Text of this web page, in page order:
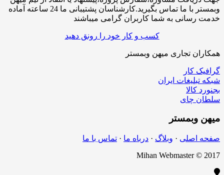
وبمستر با ما تماس بگیرید.کارشناسان پشتیبانی ما 24 ساعته آماده
خدمت رسانی به شما کاربران گرامی میباشند
کسب و کار خود را رونق دهید
همکاران تجاری میهن وبمستر
گرافیک کار
شبکه تبلیغات ایران
بجنورد کالا
سلطان چای
میهن وبمستر
صفحه اصلی · وبلاگ · درباه ما · تماس با ما
Mihan Webmaster © 2017